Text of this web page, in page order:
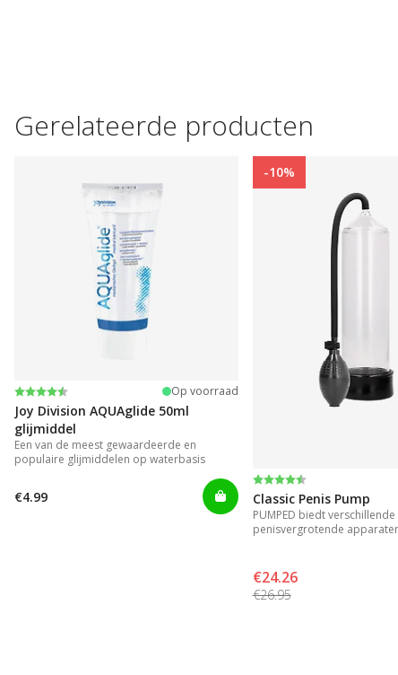
Gerelateerde producten
Beoordeling:
4.2 uit 5 sterren Op voorraad
Joy Division AQUAglide 50ml
glijmiddel
Een van de meest gewaardeerde en
populaire glijmiddelen op waterbasis
€4.99
-10%
Beoordeling:
4.3 uit 5 sterren
Classic Penis Pump
PUMPED biedt verschillende
penisvergrotende
€24.26
€26.95